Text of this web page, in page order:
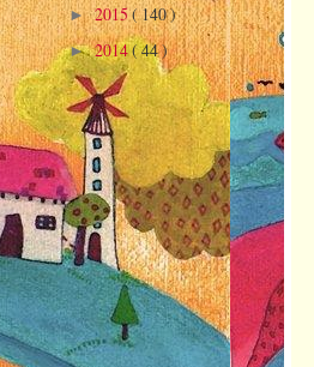
►2015( 140 )
►2014( 44 )